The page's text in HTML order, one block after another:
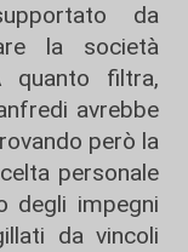
da
la società
quanto filtra,
avrebbe
però la
personale
degli impegni
da vincoli